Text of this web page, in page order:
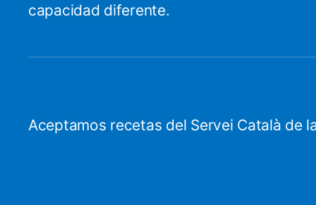
capacidad diferente.
Aceptamos recetas del Servei Català de